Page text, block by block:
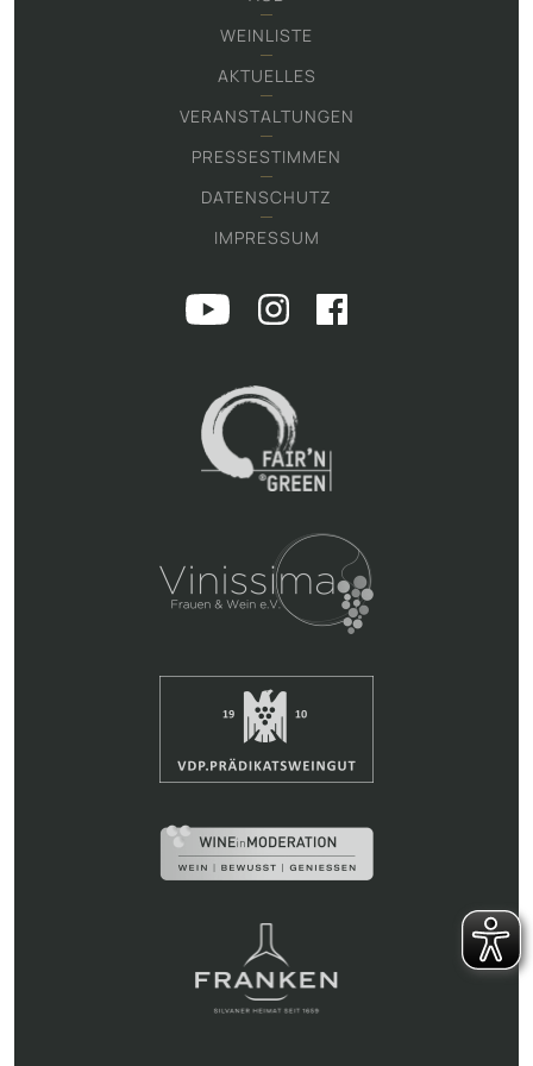
WEINLISTE
AKTUELLES
VERANSTALTUNGEN
PRESSESTIMMEN
DATENSCHUTZ
IMPRESSUM